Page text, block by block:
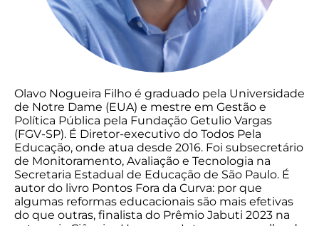
Olavo Nogueira Filho é graduado pela Universidade
de Notre Dame (EUA) e mestre em Gestão e
Política Pública pela Fundação Getulio Vargas
(FGV-SP). É Diretor-executivo do Todos Pela
Educação, onde atua desde 2016. Foi subsecretário
de Monitoramento, Avaliação e Tecnologia na
Secretaria Estadual de Educação de São Paulo. É
autor do livro Pontos Fora da Curva: por que
algumas reformas educacionais são mais efetivas
do que outras, finalista do Prêmio Jabuti 2023 na